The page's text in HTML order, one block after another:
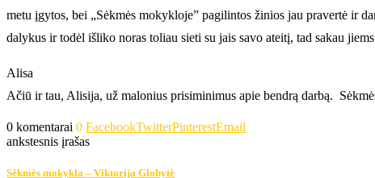
metu įgytos, bei „Sėkmės mokykloje” pagilintos žinios jau pravertė ir
dalykus ir todėl išliko noras toliau sieti su jais savo ateitį, tad sakau
Alisa
Ačiū ir tau, Alisija, už malonius prisiminimus apie bendrą darbą.
0 komentarai 0 FacebookTwitterPinterestEmail
ankstesnis įrašas
Sėkmės mokykla – Viktorija Globytė